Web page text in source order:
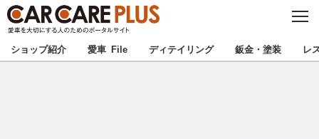
C
S
E
★カーケアプラス認定★ 厳選プロショップを地域から探す
ショップ紹介 愛車 File ディテイリング 鈑金・塗装 レ